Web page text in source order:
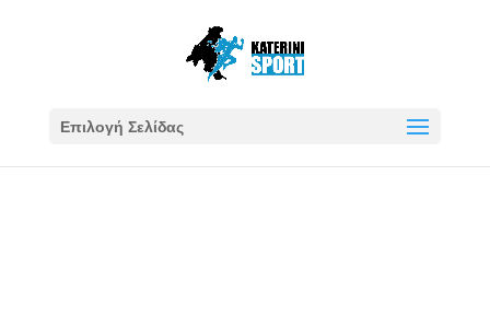
Επιλογή Σελίδας